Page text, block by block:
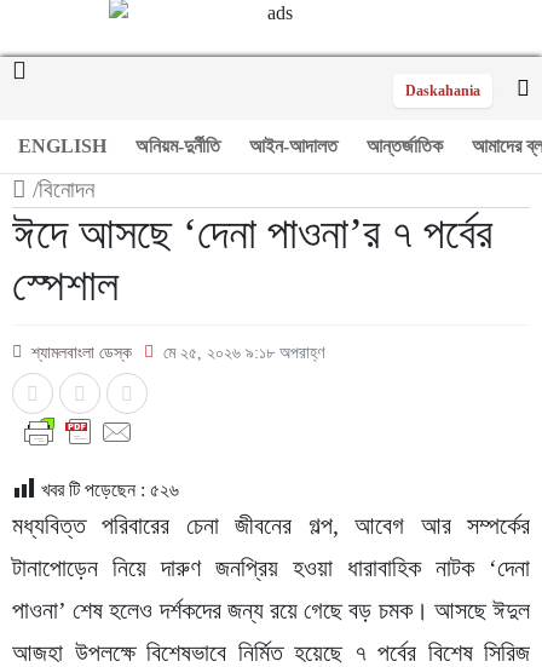
Daskahania
ENGLISH অনিয়ম-দুর্নীতি আইন-আদালত আন্তর্জাতিক আমাদের
/বিনোদন
ঈদে আসছে ‘দেনা পাওনা’র ৭ পর্বের
স্পেশাল
শ্যামলবাংলা ডেস্ক মে ২৫, ২০২৬ ৯:১৮ অপরাহ্ণ
খবর টি পড়েছেন : ৫২৬
মধ্যবিত্ত পরিবারের চেনা জীবনের গল্প, আবেগ আর সম্পর্কের
টানাপোড়েন নিয়ে দারুণ জনপ্রিয় হওয়া ধারাবাহিক নাটক ‘দেনা
পাওনা’ শেষ হলেও দর্শকদের জন্য রয়ে গেছে বড় চমক। আসছে ঈদুল
আজহা উপলক্ষে বিশেষভাবে নির্মিত হয়েছে ৭ পর্বের বিশেষ সিরিজ